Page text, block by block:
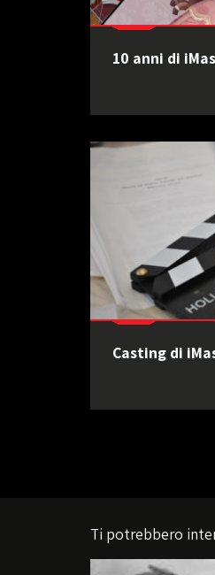
10 anni di
Casting di
Ti potrebbero